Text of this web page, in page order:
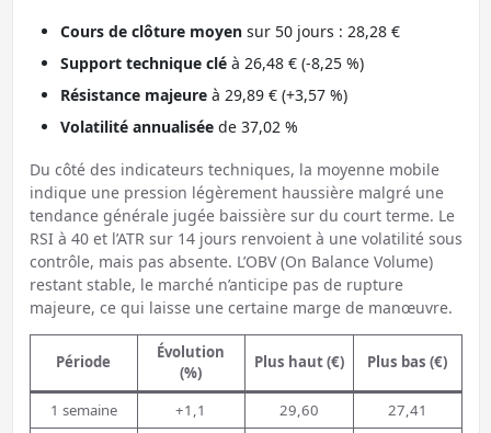
Cours de clôture moyensur 50 jours : 28,28 €
Support technique cléà 26,48 € (-8,25 %)
Résistance majeureà 29,89 € (+3,57 %)
Volatilité annualiséede 37,02 %
Du côté des indicateurs techniques, la moyenne mobile
indique une pression légèrement haussière malgré une
tendance générale jugée baissière sur du court terme. Le
RSI à 40 et l’ATR sur 14 jours renvoient à une volatilité sous
contrôle, mais pas absente. L’OBV (On Balance Volume)
restant stable, le marché n’anticipe pas de rupture
majeure, ce qui laisse une certaine marge de manœuvre.
Période
Évolution
(%)
Plus haut (€) Plus bas (€)
1 semaine +1,1 29,60
27,41